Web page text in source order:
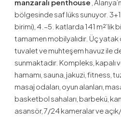
manzaralı penthouse ,
bölgesinde saf lüks sunuyor. 3+1
birimi), 4.–5. katlarda 141 m²’lik
tamamen mobilyalıdır. Üç
tuvalet ve muhteşem havuz ile
sunmaktadır. Kompleks, kapalı
hamamı, sauna, jakuzi, fitness,
masaj odaları, oyun alanları,
basketbol sahaları, barbekü,
asansör, 7/24 kameralar ve